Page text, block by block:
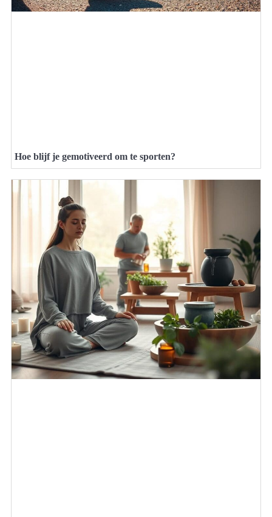
Hoe blijf je gemotiveerd om te sporten?